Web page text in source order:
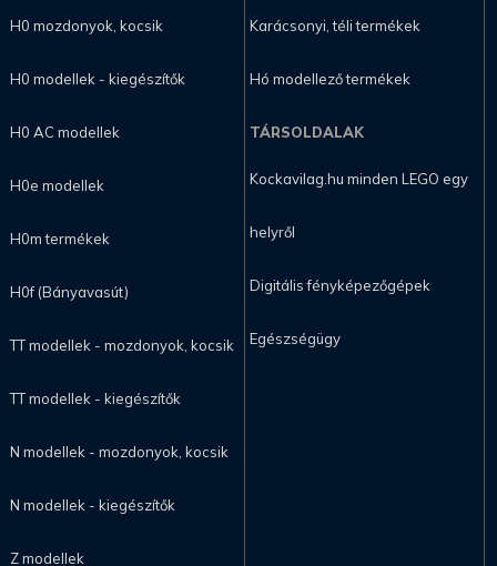
H0 mozdonyok, kocsik
H0 modellek - kiegészítők
H0 AC modellek
H0e modellek
H0m termékek
H0f (Bányavasút)
TT modellek - mozdonyok, kocsik
TT modellek - kiegészítők
N modellek - mozdonyok, kocsik
N modellek - kiegészítők
Z modellek
Karácsonyi, téli termékek
Hó modellező termékek
TÁRSOLDALAK
Kockavilag.hu minden LEGO egy
helyről
Digitális fényképezőgépek
Egészségügy